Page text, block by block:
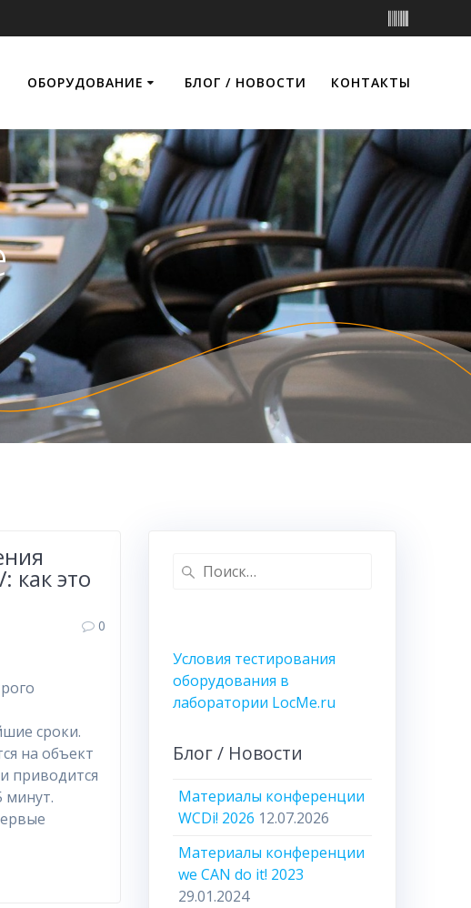
ОБОРУДОВАНИЕ БЛОГ / НОВОСТИ КОНТАКТЫ
как это
0
сроки.
на объект
приводится
минут.
Найти:
Условия тестирования
оборудования в
лаборатории LocMe.ru
Блог / Новости
Материалы конференции
WCDi! 2026 12.07.2026
Материалы конференции
we CAN do it! 2023
29.01.2024